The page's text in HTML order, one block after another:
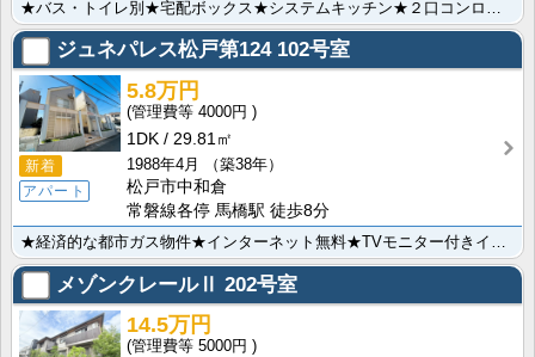
ジュネパレス松戸第124102号室
新着
アパート
5.8万円
4000円
1DK
29.81㎡
1988年4月
（築38年）
松戸市中和倉
常磐線各停 馬橋駅 徒歩8分
メゾンクレールⅡ 202号室
14.5万円
5000円